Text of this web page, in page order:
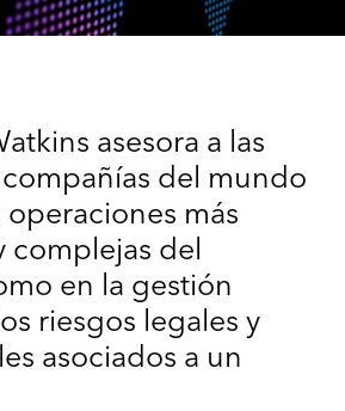
asesora a las
del mundo
más
complejas del
en la gestión
riesgos legales y
asociados a un